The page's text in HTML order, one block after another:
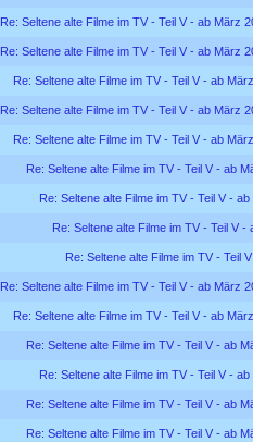
Re: Seltene alte Filme im TV - Teil V - ab März
Re: Seltene alte Filme im TV - Teil V - ab März
Re: Seltene alte Filme im TV - Teil V - ab
Re: Seltene alte Filme im TV - Teil V - ab März
Re: Seltene alte Filme im TV - Teil V - ab
Re: Seltene alte Filme im TV - Teil V - ab
Re: Seltene alte Filme im TV - Teil V -
Re: Seltene alte Filme im TV - Teil V -
Re: Seltene alte Filme im TV - Teil
Re: Seltene alte Filme im TV - Teil V - ab März
Re: Seltene alte Filme im TV - Teil V - ab
Re: Seltene alte Filme im TV - Teil V - ab
Re: Seltene alte Filme im TV - Teil V -
Re: Seltene alte Filme im TV - Teil V - ab
Re: Seltene alte Filme im TV - Teil V - ab